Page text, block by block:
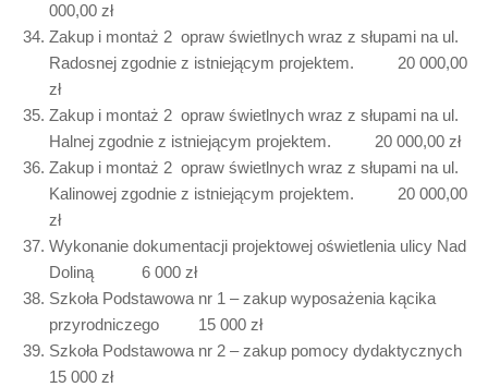
000,00 zł
Zakup i montaż 2 opraw świetlnych wraz z słupami na ul.
Radosnej zgodnie z istniejącym projektem. 20 000,00
zł
Zakup i montaż 2 opraw świetlnych wraz z słupami na ul.
Halnej zgodnie z istniejącym projektem. 20 000,00 zł
Zakup i montaż 2 opraw świetlnych wraz z słupami na ul.
Kalinowej zgodnie z istniejącym projektem. 20 000,00
zł
Wykonanie dokumentacji projektowej oświetlenia ulicy Nad
Doliną 6 000 zł
Szkoła Podstawowa nr 1 – zakup wyposażenia kącika
przyrodniczego 15 000 zł
Szkoła Podstawowa nr 2 – zakup pomocy dydaktycznych
15 000 zł